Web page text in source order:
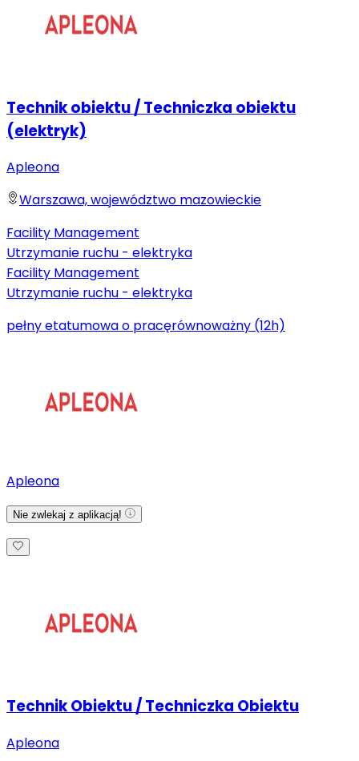
Technik obiektu / Techniczka obiektu
(elektryk)
Apleona
Warszawa, województwo mazowieckie
Facility Management
Utrzymanie ruchu - elektryka
Facility Management
Utrzymanie ruchu - elektryka
pełny etatumowa o pracęrównoważny (12h)
Apleona
Nie zwlekaj z aplikacją!
Technik Obiektu / Techniczka Obiektu
Apleona